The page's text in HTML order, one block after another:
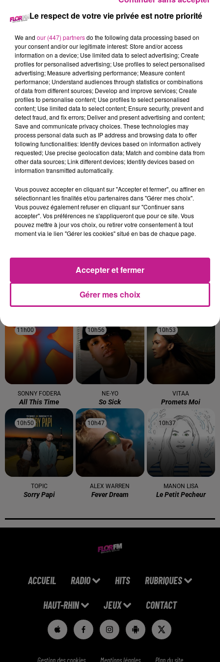
18 octobre 2021 - 1 min 9 sec
LA MINUTE ENTREPRISE ALSACIENNE : PEPINIERES GISSINGER
Sophie, responsable de l'espace jardinerie, vous présente les
pépinières Jean Gissinger.
TITRES DIFFUSÉS
11h12
11h12
Starlight
11h08
11h08
Girlfriend
11h04
11h04
Blank Space
11h00
11h00
SONNY FODERA
All This Time
10h56
10h56
NE-YO
So Sick
10h53
10h53
VITAA
Promets Moi
10h50
10h50
TOPIC
Sorry Papi
10h47
10h47
ALEX WARREN
Fever Dream
10h37
10h37
MANON LISA
Le Petit Pecheur
ACCUEIL RADIO HITS RUBRIQUES
HAUT-RHIN JEUX CONTACT
Gestion des cookies Mentions légales Plan du site
Le respect de votre vie privée est notre priorité
We and our (447) partnersdo the following data processing based on
your consent and/or our legitimate interest: Store and/or access
information on a device; Use limited data to select advertising; Create
profiles for personalised advertising; Use profiles to select personalised
advertising; Measure advertising performance; Measure content
performance; Understand audiences through statistics or combinations
of data from different sources; Develop and improve services; Create
profiles to personalise content; Use profiles to select personalised
content; Use limited data to select content; Ensure security, prevent and
detect fraud, and fix errors; Deliver and present advertising and content;
Save and communicate privacy choices. These technologies may
process personal data such as IP address and browsing data to offer
following functionalities: Identify devices based on information actively
requested; Use precise geolocation data; Match and combine data from
other data sources; Link different devices; Identify devices based on
information transmitted automatically.
Vous pouvez accepter en cliquant sur "Accepter et fermer", ou affiner en
sélectionnant les finalités et/ou partenaires dans "Gérer mes choix".
Vous pouvez également refuser en cliquant sur "Continuer sans
accepter". Vos préférences ne s'appliqueront que pour ce site. Vous
pouvez mettre à jour vos choix, ou retirer votre consentement à tout
moment via le lien "Gérer les cookies" situé en bas de chaque page.
Gérer mes choix
Accepter et fermer